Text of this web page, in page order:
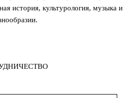
история, культурология, музыка и